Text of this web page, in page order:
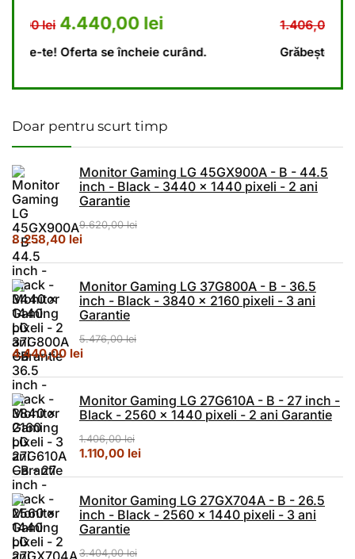
5.476,00 lei.
curent este: 4.440,00 lei.
1.406,00lei Prețul inițial a fost:
1.110,00 Prețul curent
Grăbește-te! Oferta se încheie curând.
Doar pentru scurt timp
Monitor Gaming LG 45GX900A - B - 44.5
inch - Black - 3440 x 1440 pixeli - 2 ani
Garantie
9.620,00lei
Prețul inițial a fost: 9.620,00 lei.
8.258,40 leiPrețul curent este: 8.258,40 lei.
Monitor Gaming LG 37G800A - B - 36.5
inch - Black - 3840 x 2160 pixeli - 3 ani
Garantie
5.476,00lei
Prețul inițial a fost: 5.476,00 lei.
4.440,00 leiPrețul curent este: 4.440,00 lei.
Monitor Gaming LG 27G610A - B - 27 inch -
Black - 2560 x 1440 pixeli - 2 ani Garantie
1.406,00lei
Prețul inițial a fost: 1.406,00 lei.
1.110,00 leiPrețul curent este: 1.110,00 lei.
Monitor Gaming LG 27GX704A - B - 26.5
inch - Black - 2560 x 1440 pixeli - 3 ani
Garantie
3.404,00lei